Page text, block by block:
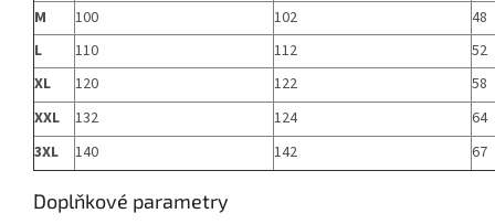
M 100 102
48
L
110 112
52
XL
120 122
58
XXL
132 124
64
3XL
140 142 67
Doplňkové parametry